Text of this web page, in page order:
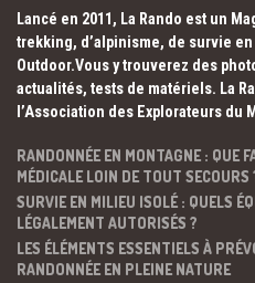
Lancé en 2011, La Rando est un
trekking, d’alpinisme, de survie
Outdoor.Vous y trouverez des
actualités, tests de matériels. La
l’Association des Explorateurs du
RANDONNÉE EN MONTAGNE : QUE
MÉDICALE LOIN DE TOUT SECOURS
SURVIE EN MILIEU ISOLÉ : QUELS
LÉGALEMENT AUTORISÉS ?
LES ÉLÉMENTS ESSENTIELS À
RANDONNÉE EN PLEINE NATURE